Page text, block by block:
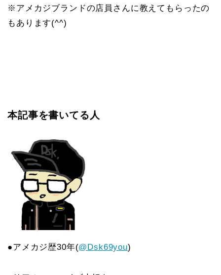
※アメカジブランドの店員さんに教えてもらったの
もあります(^^)
本記事を書いてる人
●アメカジ歴30年(@Dsk69you)